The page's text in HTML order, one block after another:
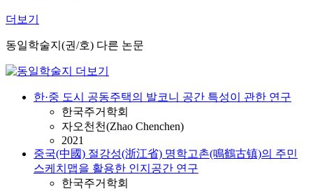
더보기
동일학술지(권/호) 다른 논문
한·중 도시 공동주택의 발코니 공간 특성이 관한 연구
한국주거학회
자오천천(Zhao Chenchen)
2021
중국(中國) 절강성(浙江省) 명학고촌(鳴鶴古镇)의 주민
스케치맵을 활용한 인지공간 연구
한국주거학회